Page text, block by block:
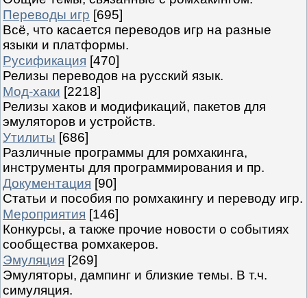
Переводы игр [695]
Всё, что касается переводов игр на разные
языки и платформы.
Русификация [470]
Релизы переводов на русский язык.
Мод-хаки [2218]
Релизы хаков и модификаций, пакетов для
эмуляторов и устройств.
Утилиты [686]
Различные программы для ромхакинга,
инструменты для программирования и пр.
Документация [90]
Статьи и пособия по ромхакингу и переводу игр.
Мероприятия [146]
Конкурсы, а также прочие новости о событиях
сообщества ромхакеров.
Эмуляция [269]
Эмуляторы, дампинг и близкие темы. В т.ч.
симуляция.